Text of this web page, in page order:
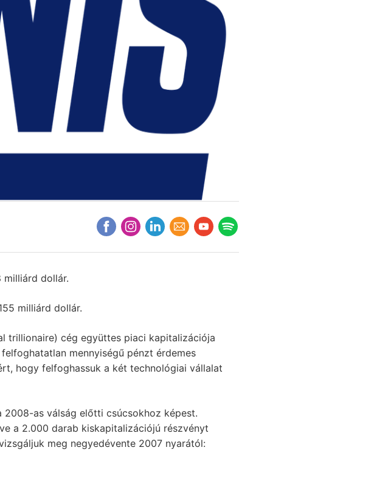
milliárd dollár.
milliárd dollár.
trillionaire) cég együttes piaci kapitalizációja
mennyiségű pénzt érdemes
hogy felfoghassuk a két technológiai vállalat
as válság előtti csúcsokhoz képest.
a 2.000 darab kiskapitalizációjú részvényt
meg negyedévente 2007 nyarától: